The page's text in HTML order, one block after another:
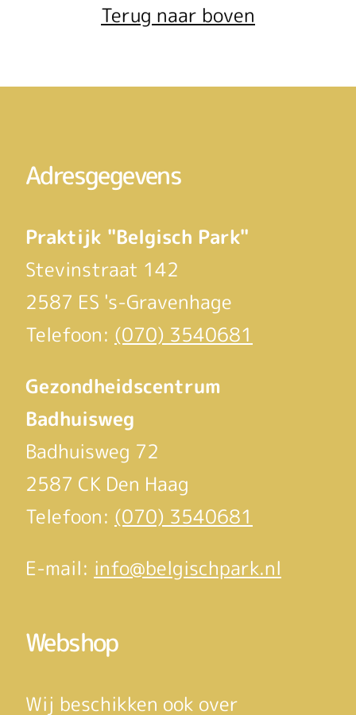
Terug naar boven
Adresgegevens
Praktijk "Belgisch Park"
Stevinstraat 142
2587 ES 's-Gravenhage
Telefoon: (070) 3540681
Gezondheidscentrum
Badhuisweg
Badhuisweg 72
2587 CK Den Haag
Telefoon: (070) 3540681
E-mail: info@belgischpark.nl
Webshop
Wij beschikken ook over